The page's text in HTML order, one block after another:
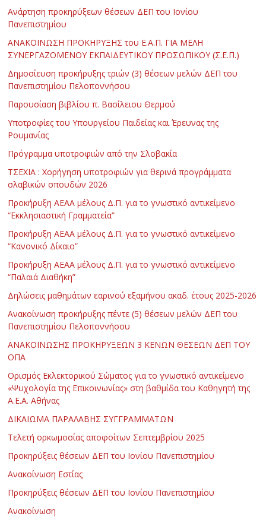
Ανάρτηση προκηρύξεων θέσεων ΔΕΠ του Ιονίου
Πανεπιστημίου
ΑΝΑΚΟΙΝΩΣΗ ΠΡΟΚΗΡΥΞΗΣ του Ε.Α.Π. ΓΙΑ ΜΕΛΗ
ΣΥΝΕΡΓΑΖΟΜΕΝΟΥ ΕΚΠΑΙΔΕΥΤΙΚΟΥ ΠΡΟΣΩΠΙΚΟΥ (Σ.Ε.Π.)
Δημοσίευση προκήρυξης τριών (3) θέσεων μελών ΔΕΠ του
Πανεπιστημίου Πελοποννήσου
Παρουσίαση βιβλίου π. Βασίλειου Θερμού
Υποτροφίες του Υπουργείου Παιδείας και Έρευνας της
Ρουμανίας
Πρόγραμμα υποτροφιών από την Σλοβακία
ΤΣΕΧΙΑ : Χορήγηση υποτροφιών για θερινά προγράμματα
σλαβικών σπουδών 2026
Προκήρυξη ΑΕΑΑ μέλους Δ.Π. για το γνωστικό αντικείμενο
“Εκκλησιαστική Γραμματεία”
Προκήρυξη ΑΕΑΑ μέλους Δ.Π. για το γνωστικό αντικείμενο
“Κανονικό Δίκαιο”
Προκήρυξη ΑΕΑΑ μέλους Δ.Π. για το γνωστικό αντικείμενο
“Παλαιά Διαθήκη”
Δηλώσεις μαθημάτων εαρινού εξαμήνου ακαδ. έτους 2025-2026
Ανακοίνωση προκήρυξης πέντε (5) θέσεων μελών ΔΕΠ του
Πανεπιστημίου Πελοποννήσου
ΑΝΑΚΟΙΝΩΣΗΣ ΠΡΟΚΗΡΥΞΕΩΝ 3 ΚΕΝΩΝ ΘΕΣΕΩΝ ΔΕΠ ΤΟΥ
ΟΠΑ
Ορισμός Εκλεκτορικού Σώματος για το γνωστικό αντικείμενο
«Ψυχολογία της Επικοινωνίας» στη βαθμίδα του Καθηγητή της
Α.Ε.Α. Αθήνας
ΔΙΚΑΙΩΜΑ ΠΑΡΑΛΑΒΗΣ ΣΥΓΓΡΑΜΜΑΤΩΝ
Τελετή ορκωμοσίας αποφοίτων Σεπτεμβρίου 2025
Προκηρύξεις θέσεων ΔΕΠ του Ιονίου Πανεπιστημίου
Ανακοίνωση Εστίας
Προκηρύξεις θέσεων ΔΕΠ του Ιονίου Πανεπιστημίου
Ανακοίνωση